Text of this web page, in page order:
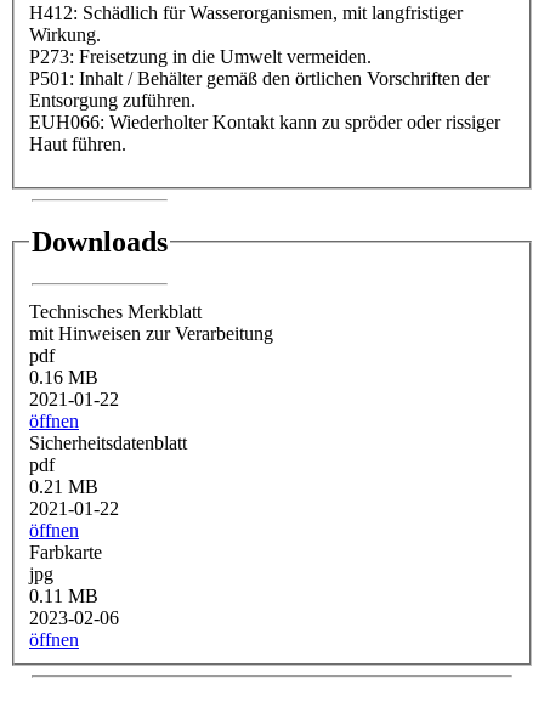
H412: Schädlich für Wasserorganismen, mit langfristiger
Wirkung.
P273: Freisetzung in die Umwelt vermeiden.
P501: Inhalt / Behälter gemäß den örtlichen Vorschriften der
Entsorgung zuführen.
EUH066: Wiederholter Kontakt kann zu spröder oder rissiger
Haut führen.
Downloads
Technisches Merkblatt
mit Hinweisen zur Verarbeitung
pdf
0.16 MB
2021-01-22
öffnen
Sicherheitsdatenblatt
pdf
0.21 MB
2021-01-22
öffnen
Farbkarte
jpg
0.11 MB
2023-02-06
öffnen